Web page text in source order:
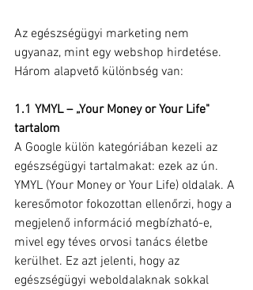
Az egészségügyi marketing nem
ugyanaz, mint egy webshop hirdetése.
Három alapvető különbség van:
1.1 YMYL – „Your Money or Your Life"
tartalom
A Google külön kategóriában kezeli az
egészségügyi tartalmakat: ezek az ún.
YMYL (Your Money or Your Life) oldalak. A
keresőmotor fokozottan ellenőrzi, hogy a
megjelenő információ megbízható-e,
mivel egy téves orvosi tanács életbe
kerülhet. Ez azt jelenti, hogy az
egészségügyi weboldalaknak sokkal